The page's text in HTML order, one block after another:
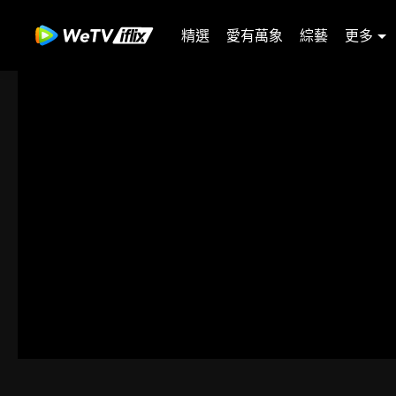
精選 愛有萬象 綜藝 更多